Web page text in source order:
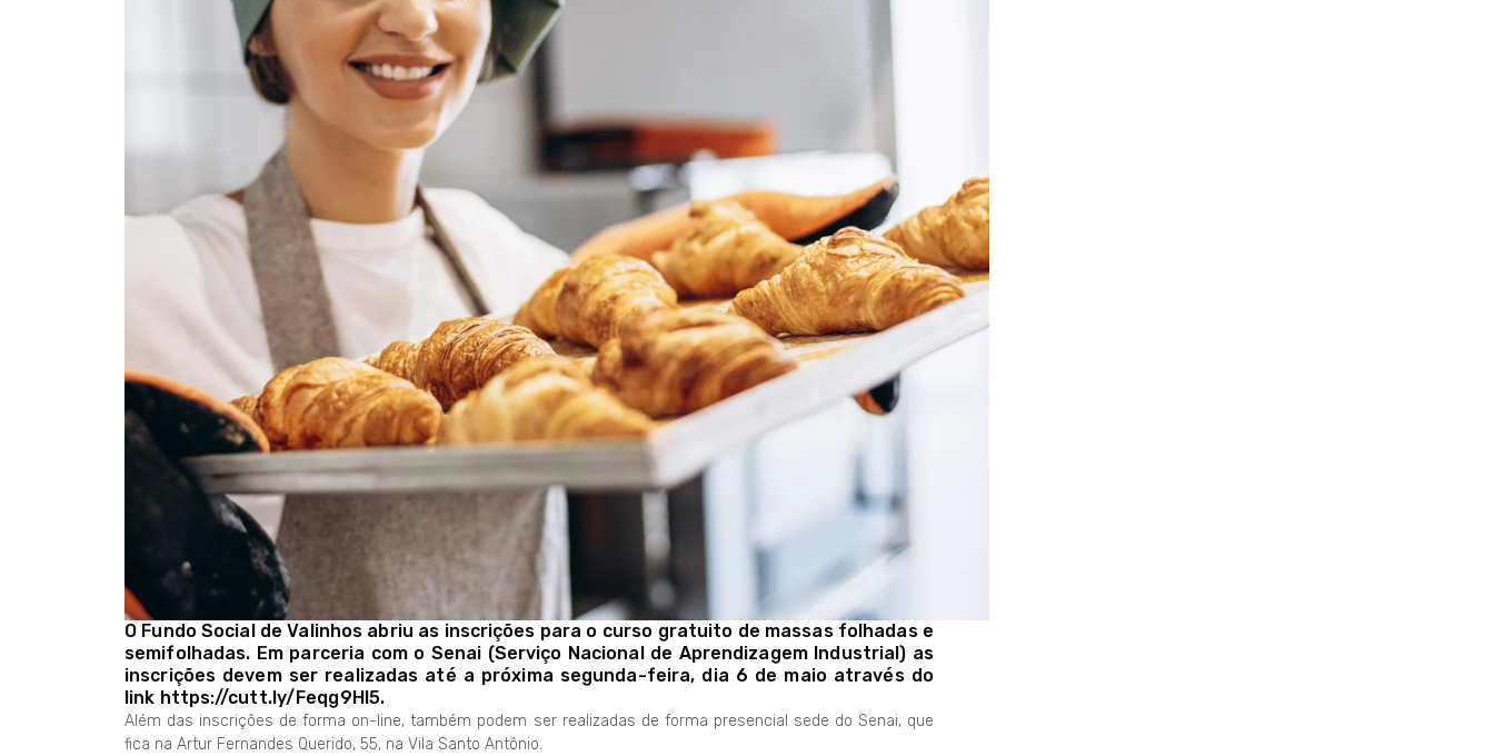
O Fundo Social de Valinhos abriu as inscrições para o curso gratuito de massas folhadas e
semifolhadas. Em parceria com o Senai (Serviço Nacional de Aprendizagem Industrial) as
inscrições devem ser realizadas até a próxima segunda-feira, dia 6 de maio através do
link https://cutt.ly/Feqg9Hl5.
Além das inscrições de forma on-line, também podem ser realizadas de forma presencial sede do Senai, que
fica na Artur Fernandes Querido, 55, na Vila Santo Antônio.